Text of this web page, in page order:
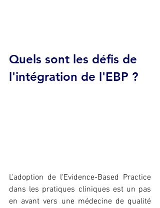
Quels sont les défis de
l'intégration de l'EBP ?
L'adoption de l'Evidence-Based Practice
dans les pratiques cliniques est un pas
en avant vers une médecine de qualité